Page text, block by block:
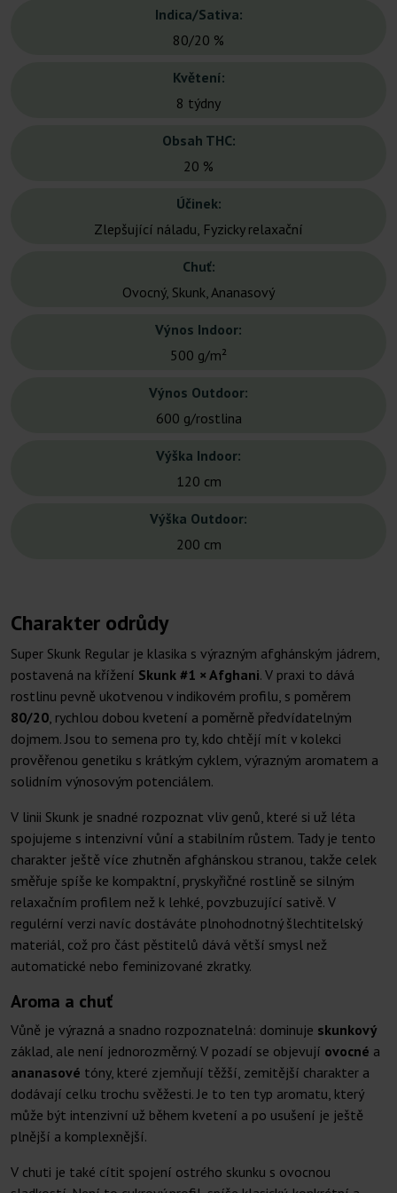
Indica/Sativa:
80/20 %
Květení:
8 týdny
Obsah THC:
20 %
Účinek:
Zlepšující náladu, Fyzicky relaxační
Chuť:
Ovocný, Skunk, Ananasový
Výnos Indoor:
500 g/m²
Výnos Outdoor:
600 g/rostlina
Výška Indoor:
120 cm
Výška Outdoor:
200 cm
Charakter odrůdy
Super Skunk Regular je klasika s výrazným afghánským jádrem,
postavená na křížení Skunk #1 × Afghani. V praxi to dává
rostlinu pevně ukotvenou v indikovém profilu, s poměrem
80/20, rychlou dobou kvetení a poměrně předvídatelným
dojmem. Jsou to semena pro ty, kdo chtějí mít v kolekci
prověřenou genetiku s krátkým cyklem, výrazným aromatem a
solidním výnosovým potenciálem.
V linii Skunk je snadné rozpoznat vliv genů, které si už léta
spojujeme s intenzivní vůní a stabilním růstem. Tady je tento
charakter ještě více zhutněn afghánskou stranou, takže celek
směřuje spíše ke kompaktní, pryskyřičné rostlině se silným
relaxačním profilem než k lehké, povzbuzující sativě. V
regulérní verzi navíc dostáváte plnohodnotný šlechtitelský
materiál, což pro část pěstitelů dává větší smysl než
automatické nebo feminizované zkratky.
Aroma a chuť
Vůně je výrazná a snadno rozpoznatelná: dominuje skunkový
základ, ale není jednorozměrný. V pozadí se objevují ovocné a
ananasové tóny, které zjemňují těžší, zemitější charakter a
dodávají celku trochu svěžesti. Je to ten typ aromatu, který
může být intenzivní už během kvetení a po usušení je ještě
plnější a komplexnější.
V chuti je také cítit spojení ostrého skunku s ovocnou